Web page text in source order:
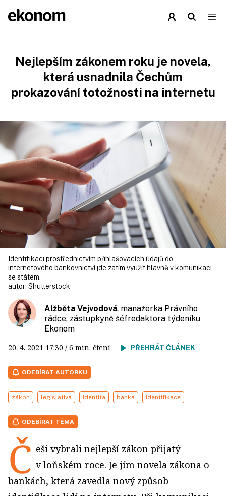
Nejlepším zákonem roku je novela,
která usnadnila Čechům
prokazování totožnosti na internetu
Identifikaci prostřednictvím přihlašovacích údajů do
internetového bankovnictví jde zatím využít hlavně v komunikaci
se státem.
autor: Shutterstock
Alžběta Vejvodová, manažerka Právního
rádce, zástupkyně šéfredaktora týdeníku
Ekonom
20. 4. 2021 17:30 / 6 min. čtení PŘEHRÁT ČLÁNEK
ODEBÍRAT AUTORKU
zákon legislativa identita banka identifikace
ODEBÍRAT TÉMA
Č eši vybrali nejlepší zákon přijatý
v loňském roce. Je jím novela zákona o
bankách, která zavedla nový způsob